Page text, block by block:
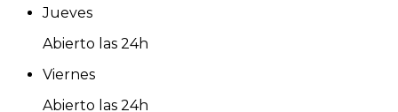
Jueves
Abierto las 24h
Viernes
Abierto las 24h